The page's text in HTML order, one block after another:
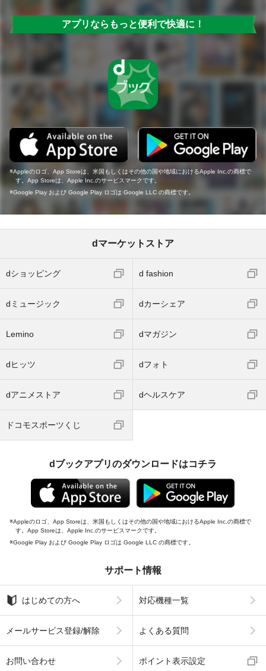
アプリならもっと便利で快適に！
Appleのロゴ、App Storeは、米国もしくはその他の国や地域におけるApple Inc.の商標で
す。App Storeは、Apple Inc.のサービスマークです。
Google Play および Google Play ロゴは Google LLC の商標です。
dマーケットストア
dショッピング d fashion
dミュージック dカーシェア
Lemino dマガジン
dヒッツ dフォト
dアニメストア dヘルスケア
ドコモスポーツくじ
dブックアプリのダウンロードはコチラ
Appleのロゴ、App Storeは、米国もしくはその他の国や地域におけるApple Inc.の商標で
す。App Storeは、Apple Inc.のサービスマークです。
Google Play および Google Play ロゴは Google LLC の商標です。
サポート情報
はじめての方へ 対応機種一覧
メールサービス登録/解除 よくある質問
お問い合わせ ポイント表示設定